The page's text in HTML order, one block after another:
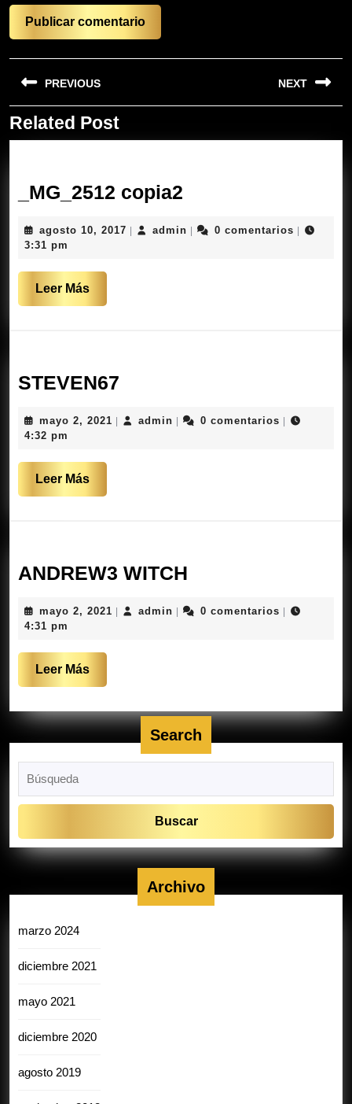
Navegación
de
entradas
PREVIOUS
Entrada
anterior:
NEXT
entrada:
Related Post
_MG_2512 copia2
agosto 10, 2017 agostoadminadmin0 comentarios
3:31 pm
Leer MásLeer
Más
STEVEN67
mayo 2, 2021 mayoadminadmin0 comentarios
4:32 pm
Leer MásLeer
Más
ANDREW3 WITCH
mayo 2, 2021 mayoadminadmin0 comentarios
4:31 pm
Leer MásLeer
Más
Search
Archivo
marzo 2024
diciembre 2021
mayo 2021
diciembre 2020
agosto 2019